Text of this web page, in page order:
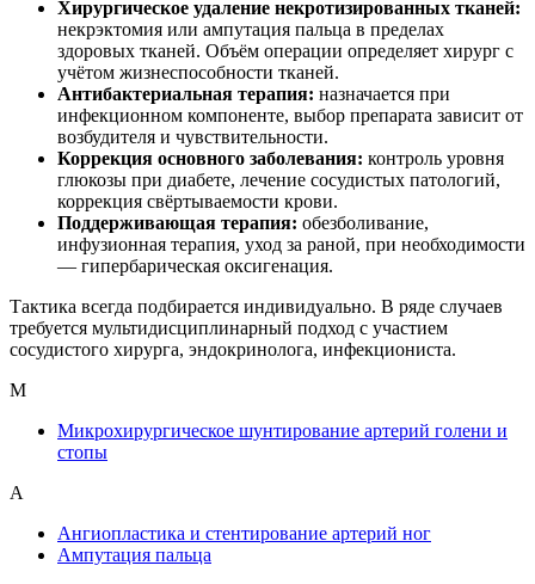
Хирургическое удаление некротизированных тканей:
некрэктомия или ампутация пальца в пределах
здоровых тканей. Объём операции определяет хирург с
учётом жизнеспособности тканей.
Антибактериальная терапия: назначается при
инфекционном компоненте, выбор препарата зависит от
возбудителя и чувствительности.
Коррекция основного заболевания: контроль уровня
глюкозы при диабете, лечение сосудистых патологий,
коррекция свёртываемости крови.
Поддерживающая терапия: обезболивание,
инфузионная терапия, уход за раной, при необходимости
— гипербарическая оксигенация.
Тактика всегда подбирается индивидуально. В ряде случаев
требуется мультидисциплинарный подход с участием
сосудистого хирурга, эндокринолога, инфекциониста.
М
Микрохирургическое шунтирование артерий голени и
стопы
А
Ангиопластика и стентирование артерий ног
Ампутация пальца